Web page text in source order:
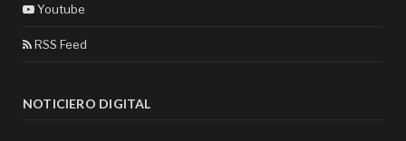
Youtube
RSS Feed
NOTICIERO DIGITAL